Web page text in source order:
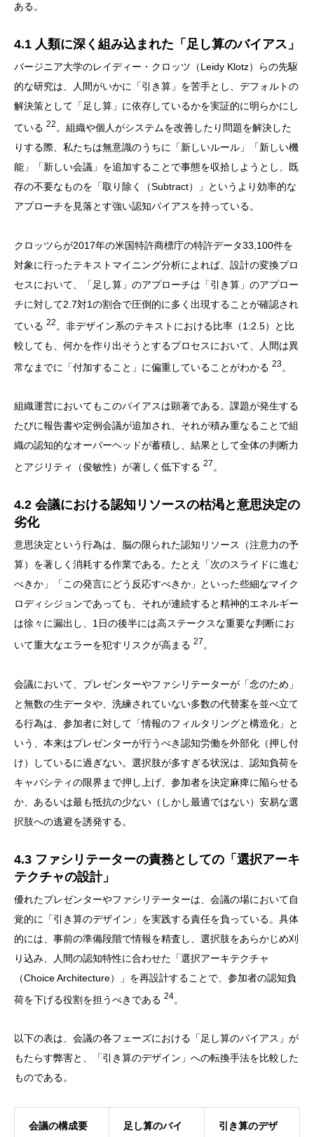
ある。
4.1 人類に深く組み込まれた「足し算のバイアス」
バージニア大学のレイディー・クロッツ（Leidy Klotz）らの先駆
的な研究は、人間がいかに「引き算」を苦手とし、デフォルトの
解決策として「足し算」に依存しているかを実証的に明らかにし
ている 22 。組織や個人がシステムを改善したり問題を解決した
りする際、私たちは無意識のうちに「新しいルール」「新しい機
能」「新しい会議」を追加することで事態を収拾しようとし、既
存の不要なものを「取り除く（Subtract）」というより効率的な
アプローチを見落とす強い認知バイアスを持っている。
クロッツらが2017年の米国特許商標庁の特許データ33,100件を
対象に行ったテキストマイニング分析によれば、設計の変換プロ
セスにおいて、「足し算」のアプローチは「引き算」のアプロー
チに対して2.7対1の割合で圧倒的に多く出現することが確認され
ている 22 。非デザイン系のテキストにおける比率（1:2.5）と比
較しても、何かを作り出そうとするプロセスにおいて、人間は異
常なまでに「付加すること」に偏重していることがわかる 23。
組織運営においてもこのバイアスは顕著である。課題が発生する
たびに報告書や定例会議が追加され、それが積み重なることで組
織の認知的なオーバーヘッドが蓄積し、結果として全体の判断力
とアジリティ（俊敏性）が著しく低下する 27 。
4.2 会議における認知リソースの枯渇と意思決定の
劣化
意思決定という行為は、脳の限られた認知リソース（注意力の予
算）を著しく消耗する作業である。たとえ「次のスライドに進む
べきか」「この発言にどう反応すべきか」といった些細なマイク
ロディシジョンであっても、それが連続すると精神的エネルギー
は徐々に漏出し、1日の後半には高ステークスな重要な判断にお
いて重大なエラーを犯すリスクが高まる 27 。
会議において、プレゼンターやファシリテーターが「念のため」
と無数の生データや、洗練されていない多数の代替案を並べ立て
る行為は、参加者に対して「情報のフィルタリングと構造化」と
いう、本来はプレゼンターが行うべき認知労働を外部化（押し付
け）しているに過ぎない。選択肢が多すぎる状況は、認知負荷を
キャパシティの限界まで押し上げ、参加者を決定麻痺に陥らせる
か、あるいは最も抵抗の少ない（しかし最適ではない）安易な選
択肢への逃避を誘発する。
4.3 ファシリテーターの責務としての「選択アーキ
テクチャの設計」
優れたプレゼンターやファシリテーターは、会議の場において自
覚的に「引き算のデザイン」を実践する責任を負っている。具体
的には、事前の準備段階で情報を精査し、選択肢をあらかじめ刈
り込み、人間の認知特性に合わせた「選択アーキテクチャ
（Choice Architecture）」を再設計することで、参加者の認知負
荷を下げる役割を担うべきである 24。
以下の表は、会議の各フェーズにおける「足し算のバイアス」が
もたらす弊害と、「引き算のデザイン」への転換手法を比較した
ものである。
会議の構成要
足し算のバイ
引き算のデザ